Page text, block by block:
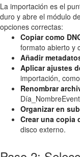
La importación es el
duro y abre el módulo
opciones correctas:
Copiar como
formato abierto y
Añadir
Aplicar ajustes
importación,
Renombrar
Organizar en
Crear una copia
disco externo.